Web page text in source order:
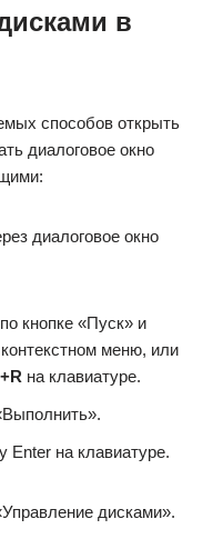
в
способов открыть
диалоговое окно
кнопке «Пуск» и
меню, или
на клавиатуре.
на клавиатуре.
дисками».